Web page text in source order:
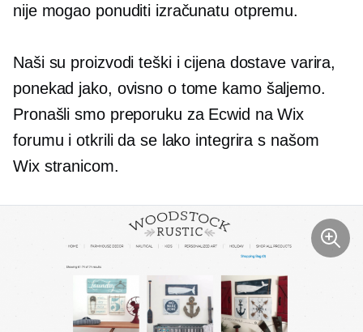
nije mogao ponuditi izračunatu otpremu.
Naši su proizvodi teški i cijena dostave varira,
ponekad jako, ovisno o tome kamo šaljemo.
Pronašli smo preporuku za Ecwid na Wix
forumu i otkrili da se lako integrira s našom
Wix stranicom.